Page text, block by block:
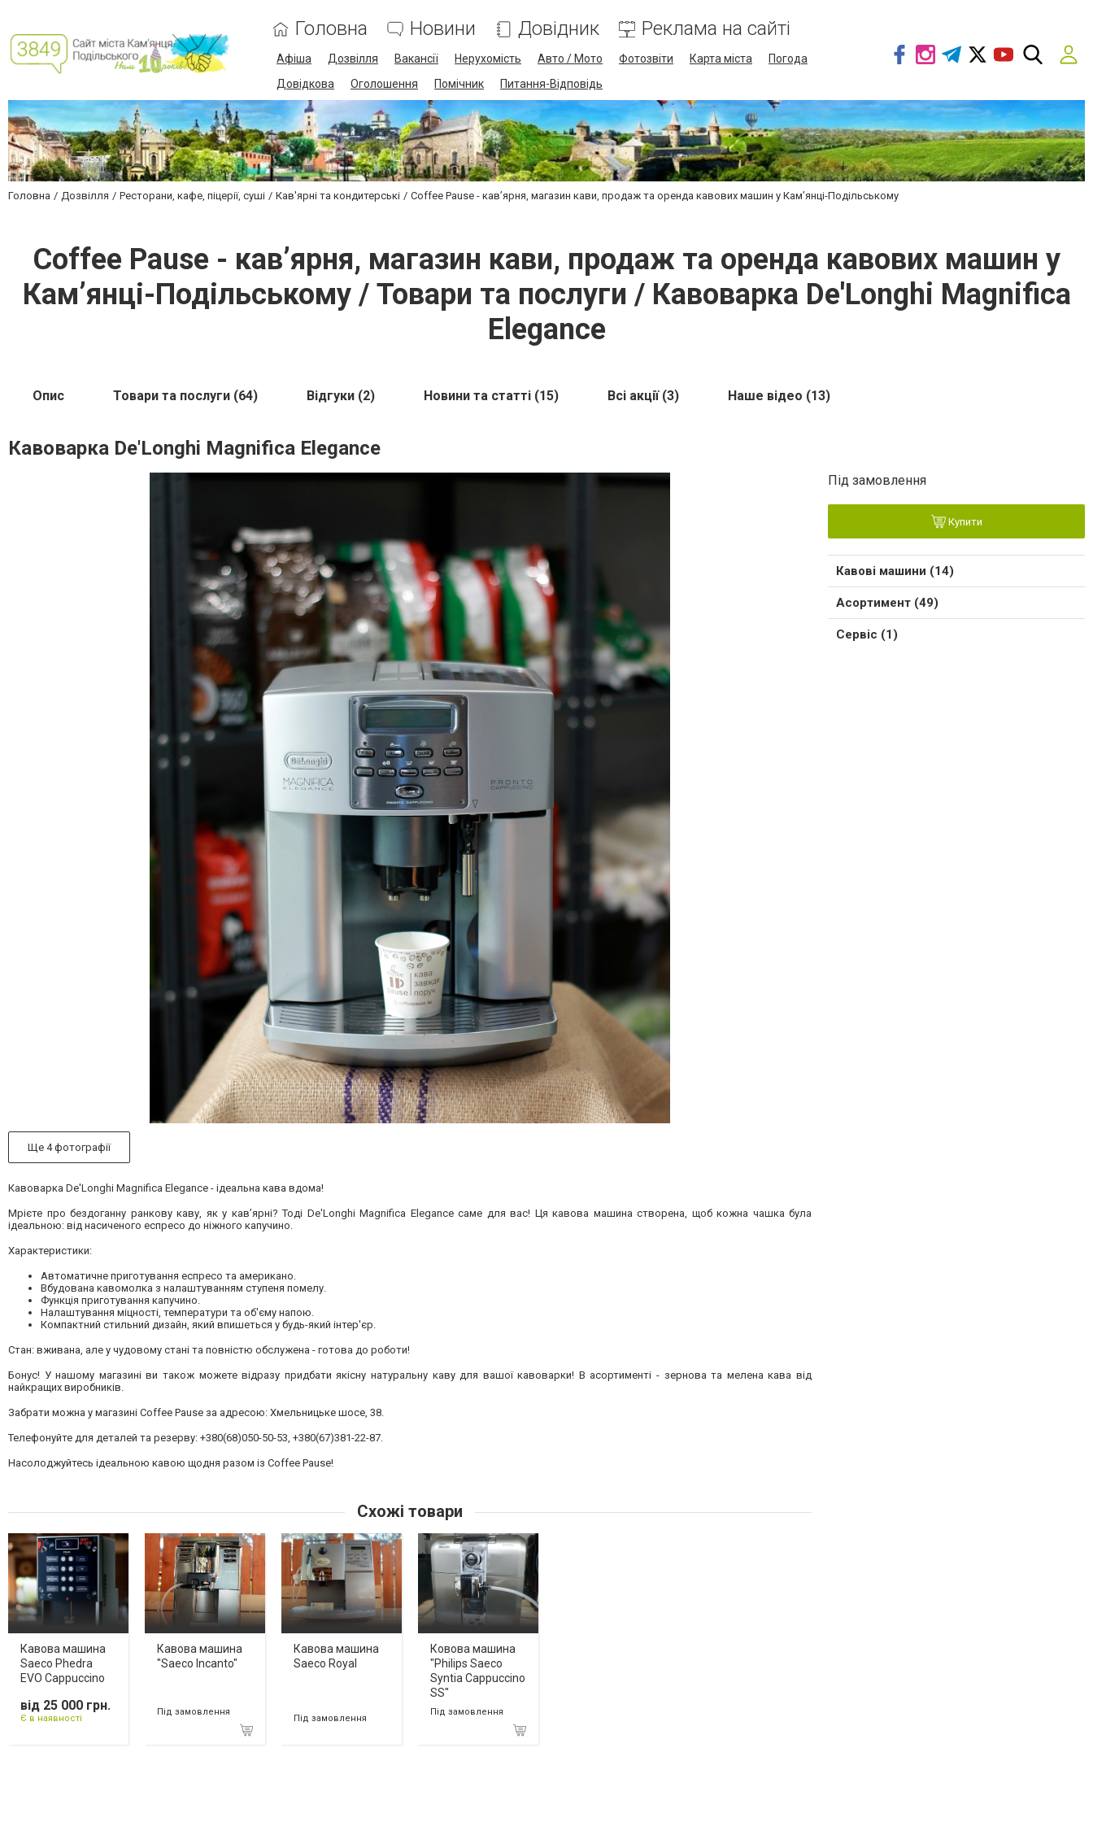
Головна Новини Довідник Реклама на сайті
Афіша Дозвілля Вакансії Нерухомість Авто / Мото Фотозвіти Карта міста
Погода
Довідкова
Оголошення Помічник Питання-Відповідь
Головна Дозвілля Ресторани, кафе, піцерії, суші Кав'ярні та кондитерські Coffee Pause - кав’ярня, магазин кави, продаж та оренда кавових машин у Кам’янці-Подільському
Coffee Pause - кав’ярня, магазин кави, продаж та оренда кавових машин у
Кам’янці-Подільському / Товари та послуги / Кавоварка De'Longhi Magnifica
Elegance
Опис Товари та послуги (64) Відгуки (2) Новини та статті (15) Всі акції (3) Наше відео (13)
Кавоварка De'Longhi Magnifica Elegance
Ще 4 фотографії
Кавоварка De'Longhi Magnifica Elegance - ідеальна кава вдома!
Мрієте про бездоганну ранкову каву, як у кав’ярні? Тоді De'Longhi Magnifica Elegance саме для вас! Ця кавова машина створена, щоб кожна чашка була
ідеальною: від насиченого еспресо до ніжного капучино.
Характеристики:
Автоматичне приготування еспресо та американо.
Вбудована кавомолка з налаштуванням ступеня помелу.
Функція приготування капучино.
Налаштування міцності, температури та об'єму напою.
Компактний стильний дизайн, який впишеться у будь-який інтер'єр.
Стан: вживана, але у чудовому стані та повністю обслужена - готова до роботи!
Бонус! У нашому магазині ви також можете відразу придбати якісну натуральну каву для вашої кавоварки! В асортименті - зернова та мелена кава від
найкращих виробників.
Забрати можна у магазині Coffee Pause за адресою: Хмельницьке шосе, 38.
Телефонуйте для деталей та резерву: +380(68)050-50-53, +380(67)381-22-87.
Насолоджуйтесь ідеальною кавою щодня разом із Coffee Pause!
Під замовлення
Купити
Кавові машини (14)
Асортимент (49)
Сервіс (1)
Схожі товари
Кавова машина
Saeco Phedra
EVO Cappuccino
від 25 000 грн.
Є в наявності
Кавова машина
"Saeco Incanto"
Під замовлення
Кавова машина
Saeco Royal
Під замовлення
Ковова машина
"Philips Saeco
Syntia Cappuccino
SS"
Під замовлення